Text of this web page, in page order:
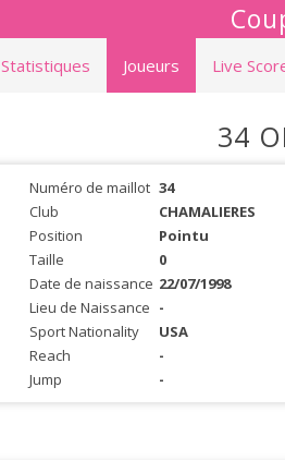
Statistiques Joueurs Live
34
Numéro de maillot 34
Club
CHAMALIERES
Position
Pointu
Taille
0
Date de naissance 22/07/1998
Lieu de Naissance -
Sport Nationality
USA
Reach
-
Jump
-